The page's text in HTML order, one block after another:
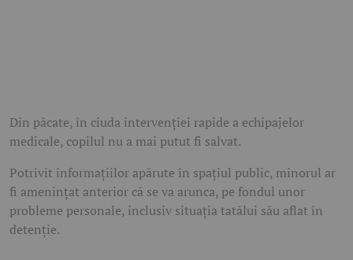
Din păcate, în ciuda intervenției rapide a echipajelor
medicale, copilul nu a mai putut fi salvat.
Potrivit informațiilor apărute în spațiul public, minorul ar
fi amenințat anterior că se va arunca, pe fondul unor
probleme personale, inclusiv situația tatălui său aflat în
detenție.